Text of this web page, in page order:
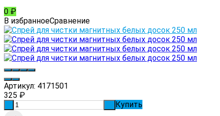
0 ₽
В избранноеСравнение
Артикул: 4171501
325 ₽
Купить